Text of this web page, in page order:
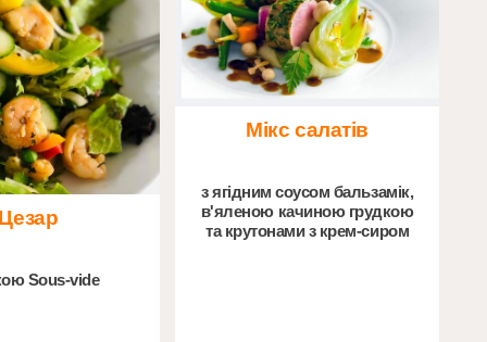
Sous-vide
Мікс салатів
з ягідним соусом бальзамік,
в'яленою качиною грудкою
та крутонами з крем-сиром